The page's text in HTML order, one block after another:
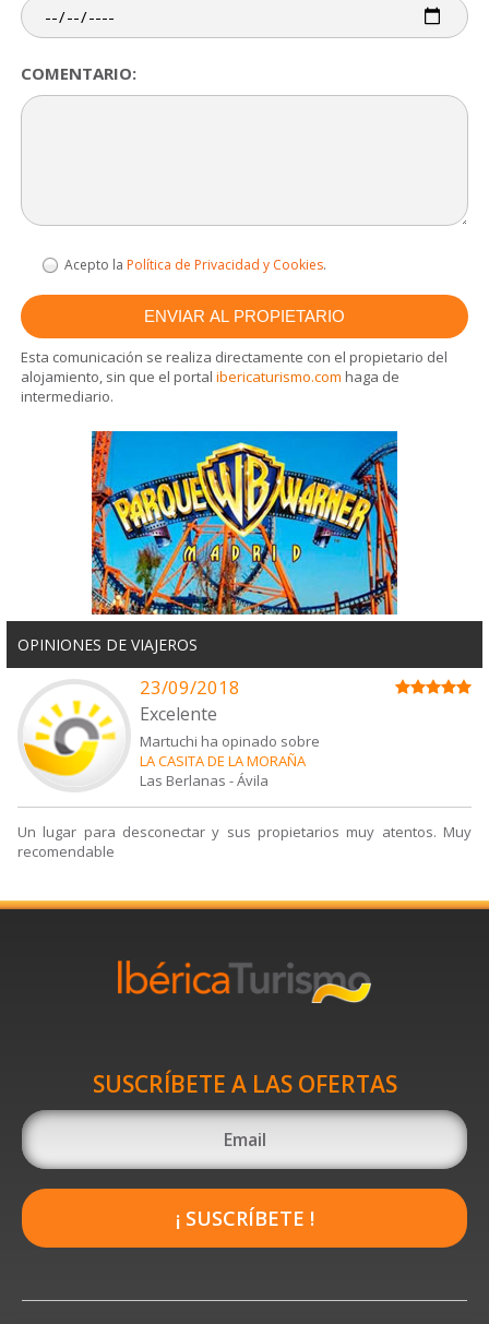
COMENTARIO:
Acepto la Política de Privacidad y Cookies.
Esta comunicación se realiza directamente con el propietario del
alojamiento, sin que el portalibericaturismo.com haga de
intermediario.
OPINIONES DE VIAJEROS
23/09/2018
Excelente
Martuchi ha opinado sobre
LA CASITA DE LA MORAÑA
Las Berlanas -Ávila
Un lugar para desconectar y sus propietarios muy atentos. Muy
recomendable
SUSCRÍBETE A LAS OFERTAS
¡ SUSCRÍBETE !